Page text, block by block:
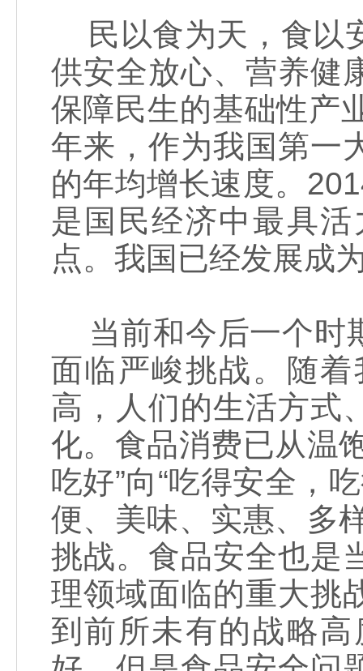
民以食为天，食以
供安全放心、营养健
保障民生的基础性产
年来，作为我国第一
的年均增长速度。
是国民经济中最具
点。我国已经发展成
当前和今后一个时
面临严峻挑战。随
高，人们的生活方式
化。食品消费已从温
吃好”向“吃得安全，
便、美味、实惠、多
挑战。食品安全也是
理领域面临的重大挑
到前所未有的战略